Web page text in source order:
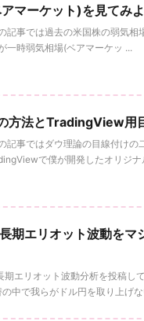
マーケット)を見てみ
記事では過去の米国株の弱気
時弱気相場(ベアマーケッ ...
方法とTradingView用
記事ではダウ理論の目線付け
で僕が開発したオリジ
期エリオット波動を
期エリオット波動分析を投稿し
中で我らがドル円を取り上げ